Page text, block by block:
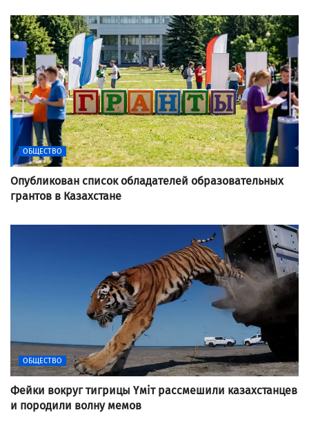
ОБЩЕСТВО
Опубликован список обладателей образовательных
грантов в Казахстане
ОБЩЕСТВО
Фейки вокруг тигрицы Үміт рассмешили казахстанцев
и породили волну мемов